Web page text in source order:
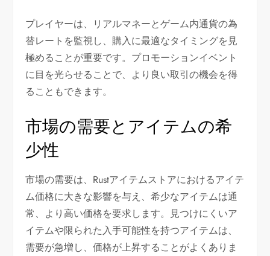
プレイヤーは、リアルマネーとゲーム内通貨の為
替レートを監視し、購入に最適なタイミングを見
極めることが重要です。プロモーションイベント
に目を光らせることで、より良い取引の機会を得
ることもできます。
市場の需要とアイテムの希
少性
市場の需要は、Rustアイテムストアにおけるアイテ
ム価格に大きな影響を与え、希少なアイテムは通
常、より高い価格を要求します。見つけにくいア
イテムや限られた入手可能性を持つアイテムは、
需要が急増し、価格が上昇することがよくありま